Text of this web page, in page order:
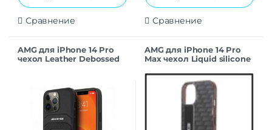
Сравнение Сравнение
AMG для iPhone 14 Pro
чехол Leather Debossed
AMG для iPhone 14 Pro
Max чехол Liquid silicone